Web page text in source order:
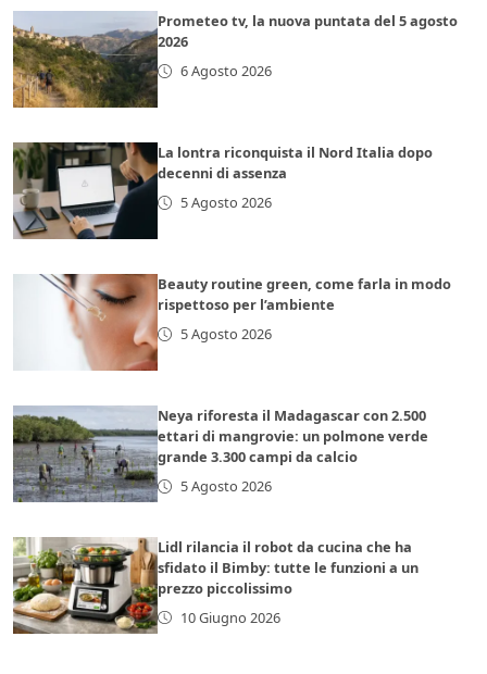
Prometeo tv, la nuova puntata del 5 agosto
2026
6 Agosto 2026
La lontra riconquista il Nord Italia dopo
decenni di assenza
5 Agosto 2026
Beauty routine green, come farla in modo
rispettoso per l’ambiente
5 Agosto 2026
Neya riforesta il Madagascar con 2.500
ettari di mangrovie: un polmone verde
grande 3.300 campi da calcio
5 Agosto 2026
Lidl rilancia il robot da cucina che ha
sfidato il Bimby: tutte le funzioni a un
prezzo piccolissimo
10 Giugno 2026